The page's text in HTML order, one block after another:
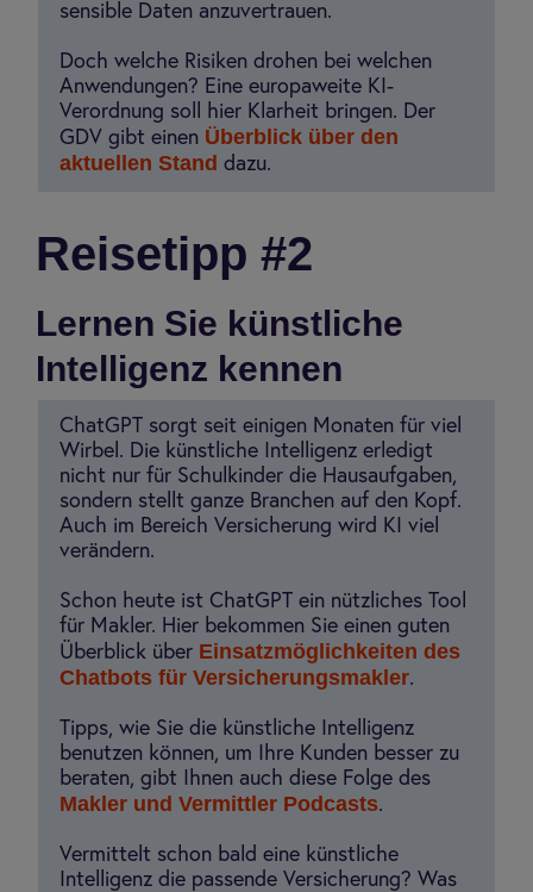
sensible Daten anzuvertrauen.
Doch welche Risiken drohen bei welchen
Anwendungen? Eine europaweite KI-
Verordnung soll hier Klarheit bringen. Der
GDV gibt einen Überblick über den
aktuellen Stand dazu.
Rei­se­tipp #2
Lernen Sie künstliche
Intelligenz kennen
ChatGPT sorgt seit einigen Monaten für viel
Wirbel. Die künstliche Intelligenz erledigt
nicht nur für Schulkinder die Hausaufgaben,
sondern stellt ganze Branchen auf den Kopf.
Auch im Bereich Versicherung wird KI viel
verändern.
Schon heute ist ChatGPT ein nützliches Tool
für Makler. Hier bekommen Sie einen guten
Überblick über Einsatzmöglichkeiten des
Chatbots für Versicherungsmakler.
Tipps, wie Sie die künstliche Intelligenz
benutzen können, um Ihre Kunden besser zu
beraten, gibt Ihnen auch diese Folge des
Makler und Vermittler Podcasts.
Vermittelt schon bald eine künstliche
Intelligenz die passende Versicherung? Was